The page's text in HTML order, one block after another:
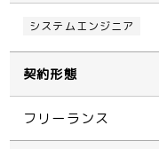
システムエンジニア
契約形態
フリーランス